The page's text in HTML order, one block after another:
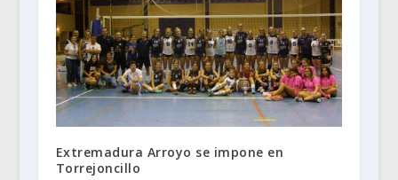
Extremadura Arroyo se impone en
Torrejoncillo